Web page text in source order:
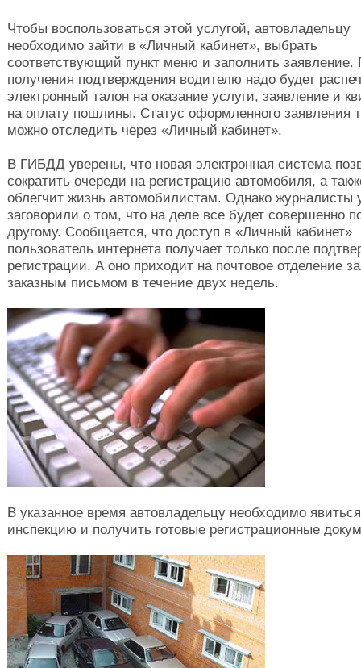
Чтобы воспользоваться этой услугой, автовладельцу
необходимо зайти в «Личный кабинет», выбрать
соответствующий пункт меню и заполнить заявление.
получения подтверждения водителю надо будет
электронный талон на оказание услуги, заявление и
на оплату пошлины. Статус оформленного заявления
можно отследить через «Личный кабинет».
В ГИБДД уверены, что новая электронная система
сократить очереди на регистрацию автомобиля, а
облегчит жизнь автомобилистам. Однако журналисты
заговорили о том, что на деле все будет совершенно
другому. Сообщается, что доступ в «Личный кабинет»
пользователь интернета получает только после
регистрации. А оно приходит на почтовое отделение
заказным письмом в течение двух недель.
В указанное время автовладельцу необходимо
инспекцию и получить готовые регистрационные